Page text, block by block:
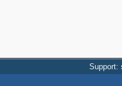
Support: